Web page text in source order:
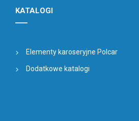
KATALOGI
Elementy karoseryjne Polcar
Dodatkowe katalogi